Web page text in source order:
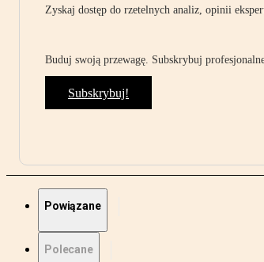
Zyskaj dostęp do rzetelnych analiz, opinii
Buduj swoją przewagę. Subskrybuj
Subskrybuj!
Powiązane
Polecane